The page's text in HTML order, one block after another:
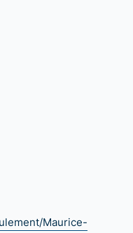
Maurice-